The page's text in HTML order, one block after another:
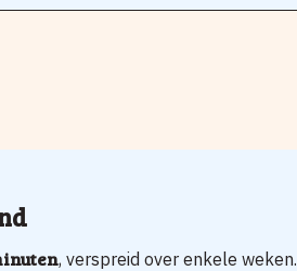
, verspreid over enkele weken.